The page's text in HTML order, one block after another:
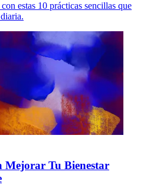
estas 10 prácticas sencillas que
Mejorar Tu Bienestar